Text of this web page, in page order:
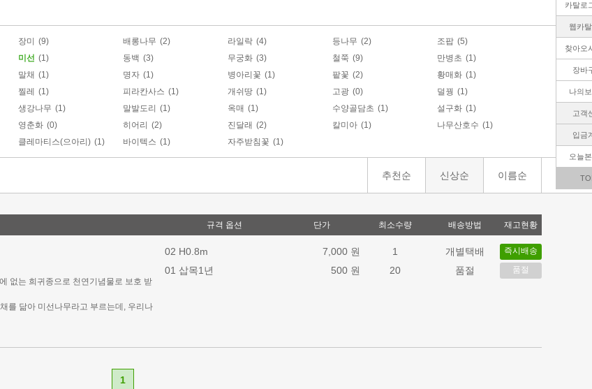
카탈로
웹카
찾아오
장바
나의
고객
입금
오늘
장미 (9) 배롱나무 (2) 라일락 (4) 등나무 (2) 조팝 (5)
미선 (1) 동백 (3) 무궁화 (3) 철쭉 (9) 만병초 (1)
말채 (1) 명자 (1) 병아리꽃 (1) 팥꽃 (2) 황매화 (1)
찔레 (1) 피라칸사스 (1) 개쉬땅 (1) 고광 (0) 덜꿩 (1)
생강나무 (1) 말발도리 (1) 옥매 (1) 수양골담초 (1) 설구화 (1)
영춘화 (0) 히어리 (2) 진달래 (2) 칼미아 (1) 나무산호수 (1)
클레마티스(으아리) (1) 바이텍스 (1) 자주받침꽃 (1)
추천순 신상순 이름순
규격 옵션 단가 최소수량 배송방법 재고현황
없는 희귀종으로 천연기념물로 보호 받
를 닮아 미선나무라고 부르는데, 우리나
양의 꽃이 달리며 향기가 뛰어나다.
02 H0.8m 7,000 원 1 개별택배 즉시배송
01 삽목1년 500 원 20 품절 품절
1